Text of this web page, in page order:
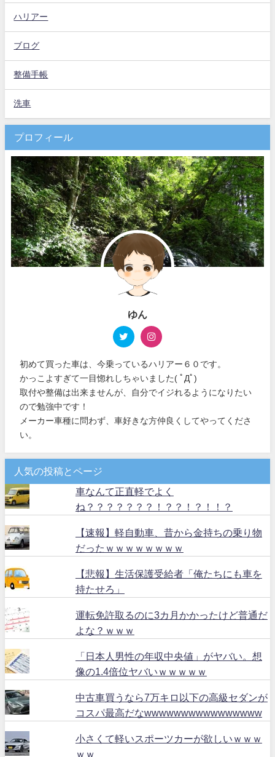
ハリアー
ブログ
整備手帳
洗車
プロフィール
ゆん
初めて買った車は、今乗っているハリアー６０です。
かっこよすぎて一目惚れしちゃいました( ﾟДﾟ)
取付や整備は出来ませんが、自分でイジれるようになりたい
ので勉強中です！
メーカー車種に問わず、車好きな方仲良くしてやってくださ
い。
人気の投稿とページ
車なんて正直軽でよく
ね？？？？？？？！？？！？！！？
【速報】軽自動車、昔から金持ちの乗り物
だったｗｗｗｗｗｗｗｗ
【悲報】生活保護受給者「俺たちにも車を
持たせろ」
運転免許取るのに3カ月かかったけど普通だ
よな？ｗｗｗ
「日本人男性の年収中央値」がヤバい。想
像の1.4倍位ヤバいｗｗｗｗｗ
中古車買うなら7万キロ以下の高級セダンが
コスパ最高だなwwwwwwwwwwwwwwww
小さくて軽いスポーツカーが欲しいｗｗｗ
ｗｗ